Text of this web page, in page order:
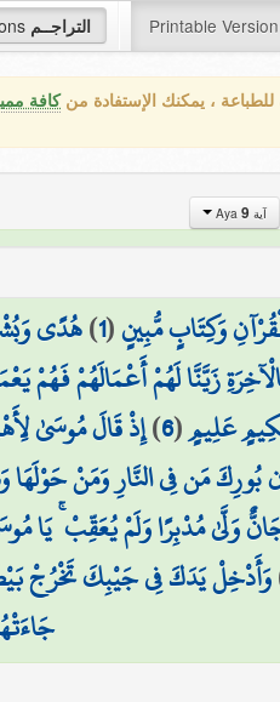
التراجــم Printable Version
، يمكنك الإستفادة منكافة
آية Aya 9
وَكِتَابٍ مُّبِينٍ(
1
)هُدًى
زَيَّنَّا لَهُمْ أَعْمَالَهُمْ فَهُمْ
عَلِيمٍ(
6
)إِذْ قَالَ مُوسَىٰ
مَن فِي النَّارِ وَمَنْ حَوْلَهَا
وَلَّىٰ مُدْبِرًا وَلَمْ يُعَقِّبْ ۚ يَا
وَأَدْخِلْ يَدَكَ فِي جَيْبِكَ تَخْرُجْ